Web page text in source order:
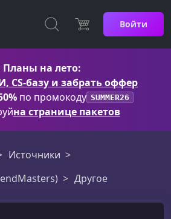
Войти
Планы на лето:
CS-базу и забрать оффер
по промокоду SUMMER26
на странице пакетов
Источники
Другое